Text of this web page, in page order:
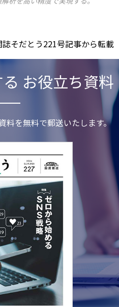
誌そだとう221号記事から転載
お役立ち資料
料を無料で郵送いたします。